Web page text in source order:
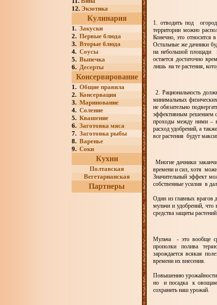
12. Экзотика
Кулинария
1. Закуски
2. Первые блюда
3. Вторые блюда
4. Соусы
5. Выпечка
6. Десерты
Консервирование
1. Общие правила
2. Консервация
3. Маринование
4. Соление
5. Квашение
6. Заготовка мяса
7. Заготовка рыбы
8. Варенье
9. Соки
Кухни
Полтавская
Вегетарианская
Партнеры
1. отводить под
территории можно
Конечно, это относится
Остальные же дачники
на небольшой площади
остается достаточно
лишь на те растения,
2. Рациональность
минимальных
не обязательно
эффективным решением
проходы между ними –
расход удобрений, а
все растения будут
Многие дачники
времени и сил, хотя
Значительный эффект
собственные усилия в
Один из главных врагов
мульчи и удобрений, что
средства защиты
Мульча - это вообще
прополки полива
зарождается всякая
времени их внесения.
Повышению урожайности
но и посадка к овощам
сохранить наш урожай.